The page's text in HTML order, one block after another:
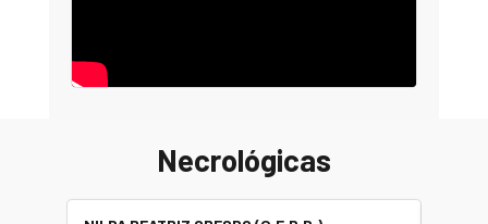
Necrológicas